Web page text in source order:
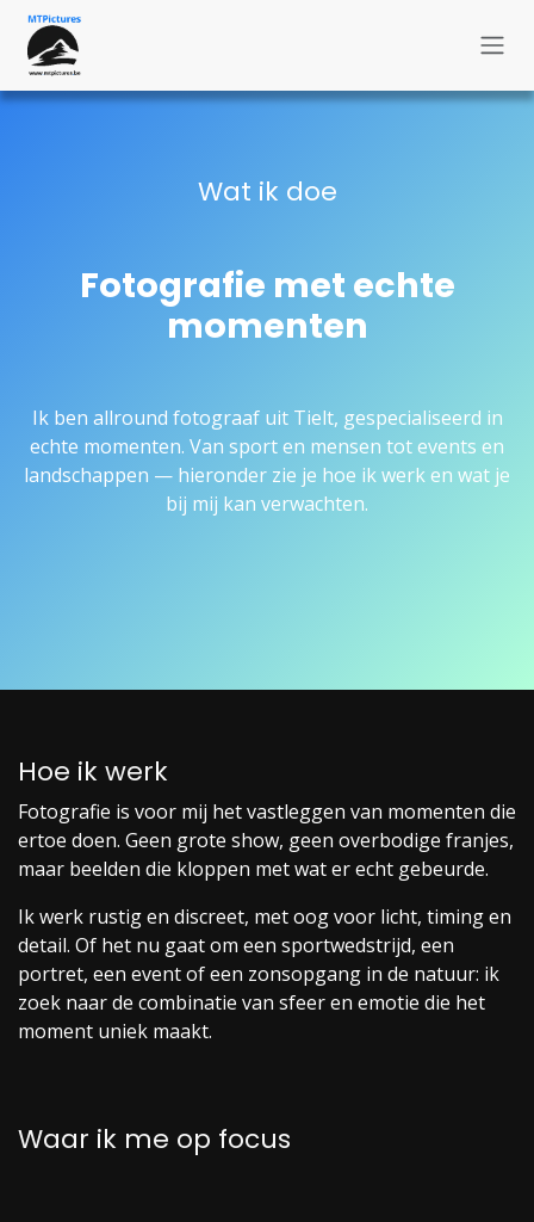
Overslaan naar inhoud
Wat ik doe
Fotografie met echte
momenten
Ik ben allround fotograaf uit Tielt, gespecialiseerd in
echte momenten. Van sport en mensen tot events en
landschappen — hieronder zie je hoe ik werk en wat je
bij mij kan verwachten.
Hoe ik werk
Fotografie is voor mij het vastleggen van momenten die
ertoe doen. Geen grote show, geen overbodige franjes,
maar beelden die kloppen met wat er echt gebeurde.
Ik werk rustig en discreet, met oog voor licht, timing en
detail. Of het nu gaat om een sportwedstrijd, een
portret, een event of een zonsopgang in de natuur: ik
zoek naar de combinatie van sfeer en emotie die het
moment uniek maakt.
Waar ik me op focus